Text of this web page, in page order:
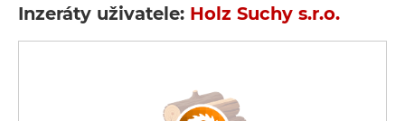
Inzeráty uživatele: Holz Suchy s.r.o.